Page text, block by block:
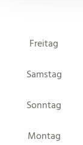
Freitag
Samstag
Sonntag
Montag